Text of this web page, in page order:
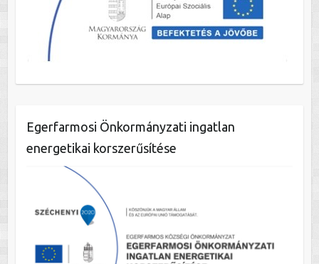
Egerfarmosi Önkormányzati ingatlan
energetikai korszerűsítése